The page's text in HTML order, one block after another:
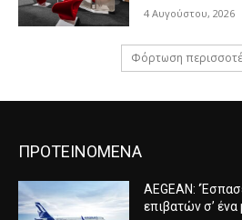
4 Αυγούστου, 2026
Φόρτωση
ΠΡΟΤΕΙΝΟΜΕΝΑ
AEGEAN:
επιβατών σ’ ένα